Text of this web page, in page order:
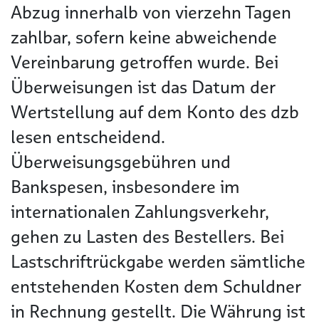
Abzug innerhalb von vierzehn Tagen
zahlbar, sofern keine abweichende
Vereinbarung getroffen wurde. Bei
Überweisungen ist das Datum der
Wertstellung auf dem Konto des dzb
lesen entscheidend.
Überweisungsgebühren und
Bankspesen, insbesondere im
internationalen Zahlungsverkehr,
gehen zu Lasten des Bestellers. Bei
Lastschriftrückgabe werden sämtliche
entstehenden Kosten dem Schuldner
in Rechnung gestellt. Die Währung ist